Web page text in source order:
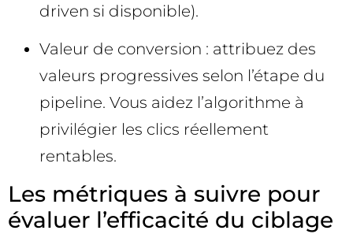
driven si disponible).
Valeur de conversion : attribuez des
valeurs progressives selon l’étape du
pipeline. Vous aidez l’algorithme à
privilégier les clics réellement
rentables.
Les métriques à suivre pour
évaluer l’efficacité du ciblage